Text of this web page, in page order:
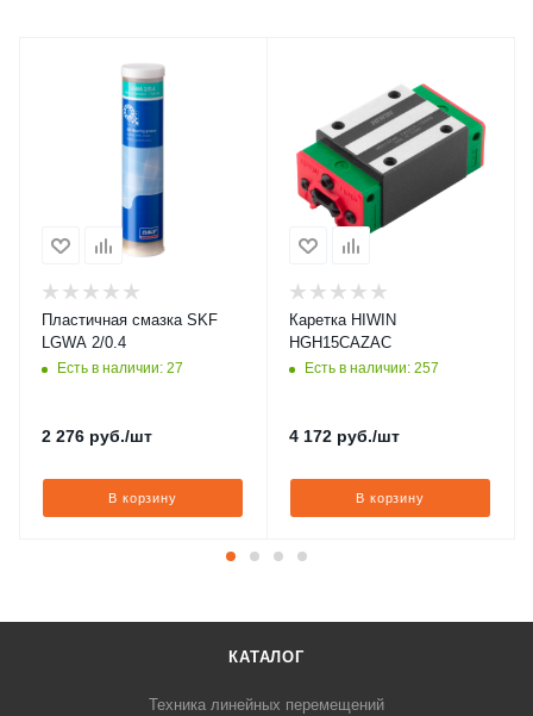
Пластичная смазка SKF
LGWA 2/0.4
Есть в наличии: 27
2 276 руб./шт
В корзину
Каретка HIWIN
HGH15CAZAC
Есть в наличии: 257
4 172 руб./шт
В корзину
КАТАЛОГ
Техника линейных перемещений